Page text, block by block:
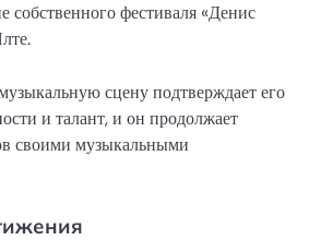
фестиваля «Денис
сцену подтверждает его
и талант, и он продолжает
своими музыкальными